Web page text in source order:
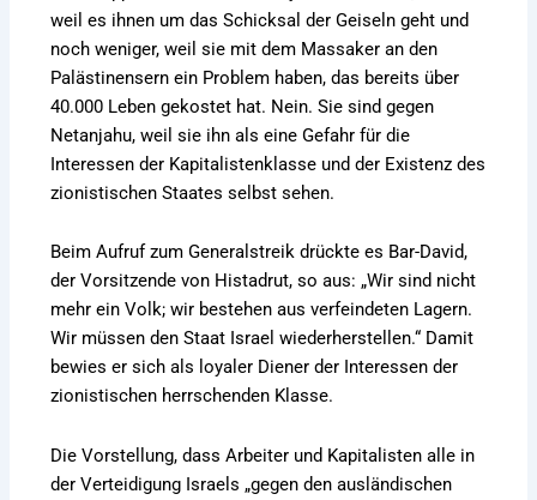
weil es ihnen um das Schicksal der Geiseln geht und
noch weniger, weil sie mit dem Massaker an den
Palästinensern ein Problem haben, das bereits über
40.000 Leben gekostet hat. Nein. Sie sind gegen
Netanjahu, weil sie ihn als eine Gefahr für die
Interessen der Kapitalistenklasse und der Existenz des
zionistischen Staates selbst sehen.
Beim Aufruf zum Generalstreik drückte es Bar-David,
der Vorsitzende von Histadrut, so aus: „Wir sind nicht
mehr ein Volk; wir bestehen aus verfeindeten Lagern.
Wir müssen den Staat Israel wiederherstellen.“ Damit
bewies er sich als loyaler Diener der Interessen der
zionistischen herrschenden Klasse.
Die Vorstellung, dass Arbeiter und Kapitalisten alle in
der Verteidigung Israels „gegen den ausländischen